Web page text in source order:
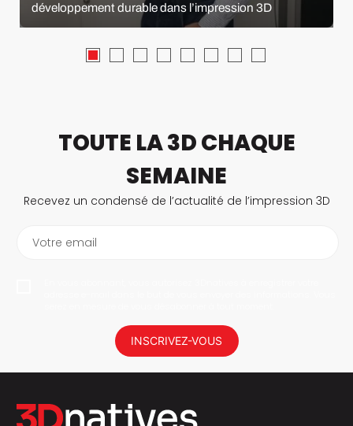
développement durable dans l’impression 3D
TOUTE LA 3D CHAQUE
SEMAINE
Recevez un condensé de l’actualité de l’impression 3D
Votre email
INSCRIVEZ-VOUS